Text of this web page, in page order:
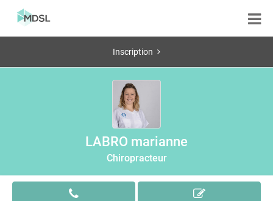
Inscription
LABRO marianne
Chiropracteur